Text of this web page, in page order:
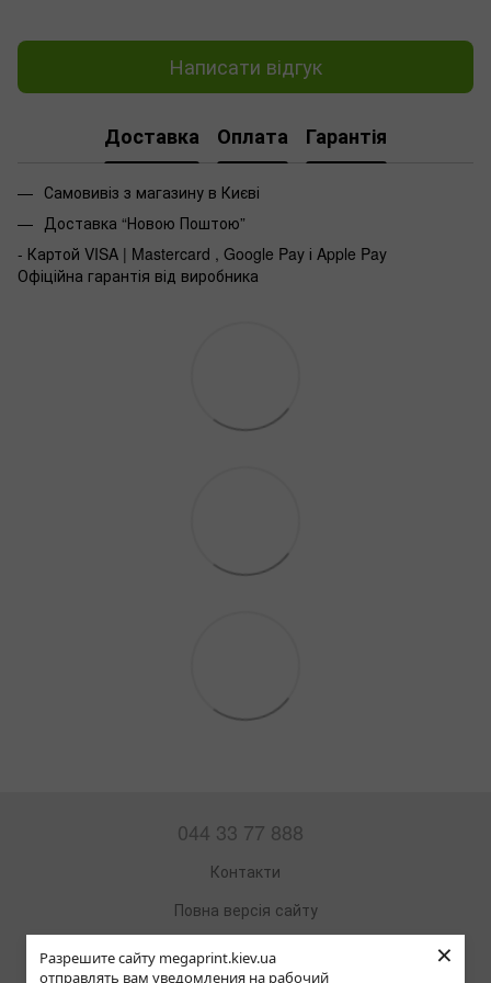
Разрешите сайту megaprint.kiev.ua
отправлять вам уведомления на рабочий
×
Написати відгук
Доставка Оплата Гарантія
Самовивіз з магазину в Києві
Доставка “Новою Поштою”
- Картой VISA | Mastercard , Google Pay і Apple Pay
Офіційна гарантія від виробника
044 33 77 888
Контакти
Повна версія сайту
Мапа сайту